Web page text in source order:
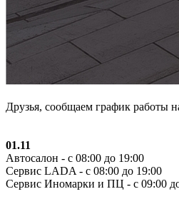
Друзья, сообщаем график работы
01.11
Автосалон - с 08:00 до 19:00
Сервис LADA - с 08:00 до 19:00
Сервис Иномарки и ПЦ - с 09:00